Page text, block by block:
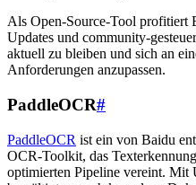
Als Open-Source-Tool profitiert
Updates und community-
aktuell zu bleiben und sich an
Anforderungen anzupassen.
PaddleOCR#
PaddleOCR ist ein von Baidu
OCR-Toolkit, das
optimierten Pipeline vereint. Mit